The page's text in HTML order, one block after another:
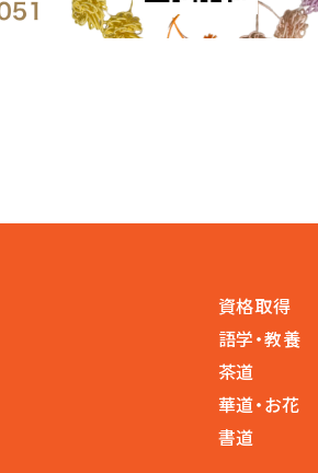
資格取得
語学・教養
茶道
華道・お花
書道